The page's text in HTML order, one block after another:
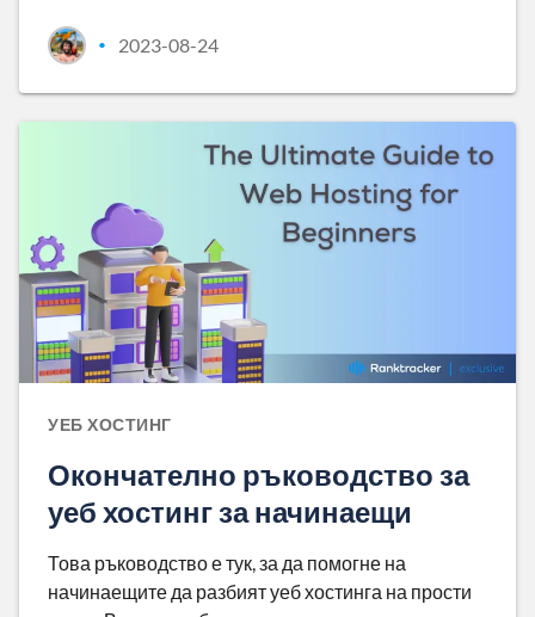
• 2023-08-24
УЕБ ХОСТИНГ
Окончателно ръководство за
уеб хостинг за начинаещи
Това ръководство е тук, за да помогне на
начинаещите да разбият уеб хостинга на прости